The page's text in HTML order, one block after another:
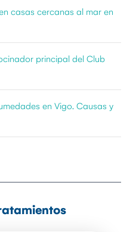
casas cercanas al mar en
principal del Club
en Vigo. Causas y